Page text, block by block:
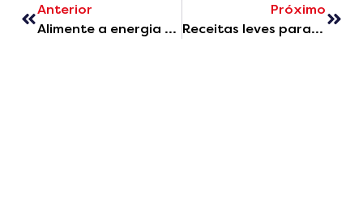
Anterior
Alimente a energia no verão! Dicas de lanches saudáveis para as férias
Próximo
Receitas leves para o verão: alimente-se bem mesmo nos dias mais quentes